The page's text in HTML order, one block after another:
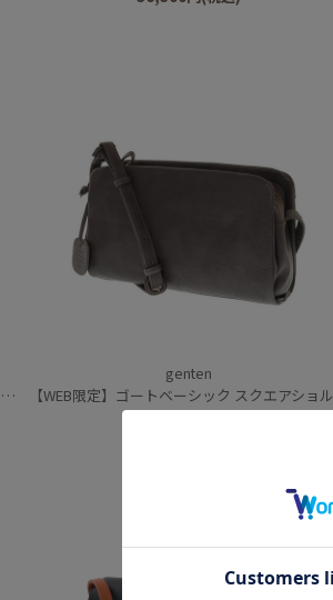
genten
【WEB限定】ゴートベーシック スクエアショルダーバッグ